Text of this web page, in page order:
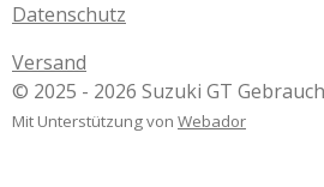
Datenschutz
Versand
© 2025 - 2026 Suzuki GT
Mit Unterstützung von Webador